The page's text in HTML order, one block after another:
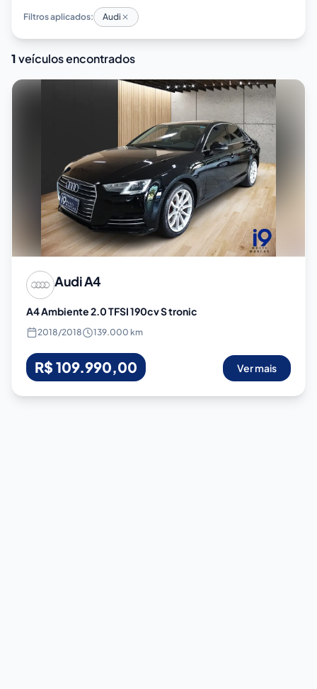
Filtros aplicados: Audi
1veículos encontrados
AudiA4
A4 Ambiente 2.0 TFSI 190cv S tronic
2018/2018 139.000 km
R$ 109.990,00 Ver mais